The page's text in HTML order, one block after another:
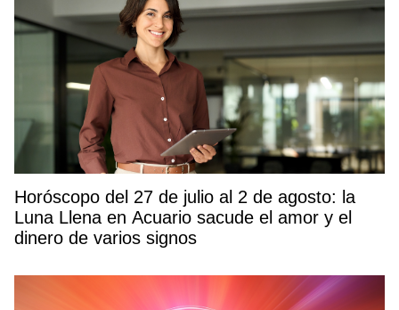
Horóscopo del 27 de julio al 2 de agosto: la
Luna Llena en Acuario sacude el amor y el
dinero de varios signos